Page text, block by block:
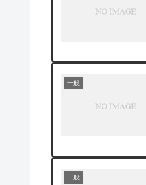
一般
一般